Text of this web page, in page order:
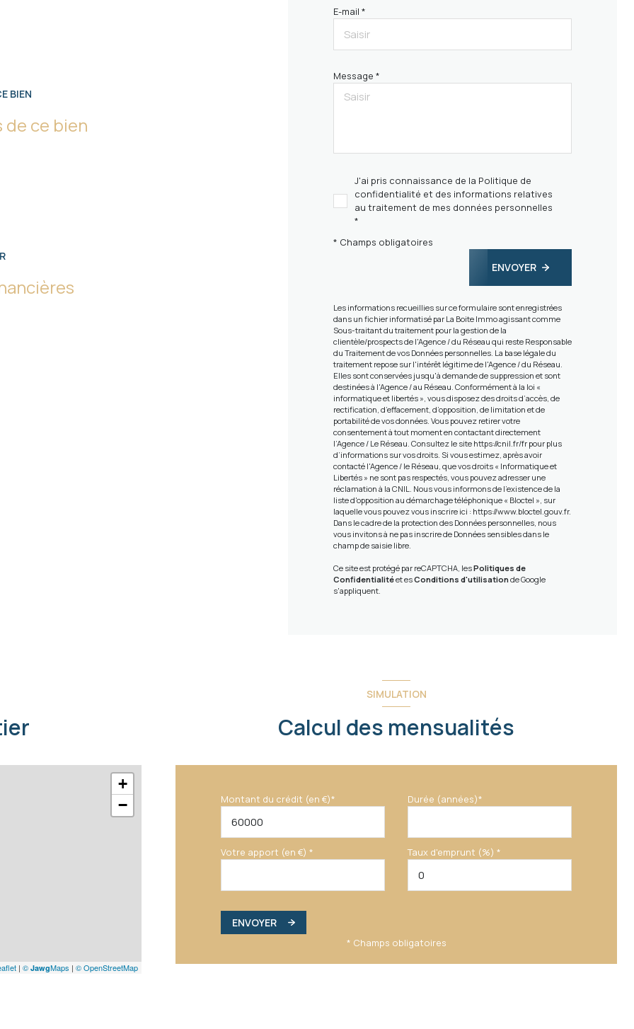
BIEN
ce bien
E-mail *
Message *
J'ai pris connaissance de la Politique de
confidentialité et des informations relatives
au traitement de mes données personnelles
*
* Champs obligatoires
ENVOYER
Les informations recueillies sur ce formulaire sont enregistrées
dans un fichier informatisé par La Boite Immo agissant comme
Sous-traitant du traitement pour la gestion de la
clientèle/prospects de l'Agence / du Réseau qui reste Responsable
du Traitement de vos Données personnelles. La base légale du
traitement repose sur l'intérêt légitime de l'Agence / du Réseau.
Elles sont conservées jusqu'à demande de suppression et sont
destinées à l'Agence / au Réseau. Conformément à la loi «
informatique et libertés », vous disposez des droits d’accès, de
rectification, d’effacement, d’opposition, de limitation et de
portabilité de vos données. Vous pouvez retirer votre
consentement à tout moment en contactant directement
l’Agence / Le Réseau. Consultez le site https://cnil.fr/frpour plus
d’informations sur vos droits. Si vous estimez, après avoir
contacté l'Agence / le Réseau, que vos droits « Informatique et
Libertés » ne sont pas respectés, vous pouvez adresser une
réclamation à la CNIL. Nous vous informons de l’existence de la
liste d'opposition au démarchage téléphonique « Bloctel », sur
laquelle vous pouvez vous inscrire ici : https://www.bloctel.gouv.fr.
Dans le cadre de la protection des Données personnelles, nous
vous invitons à ne pas inscrire de Données sensibles dans le
champ de saisie libre.
Ce site est protégé par reCAPTCHA, lesPolitiques de
Confidentialitéet esConditions d'utilisationde Google
s'appliquent.
+
−
| © JawgMaps | © OpenStreetMap
SIMULATION
Calcul des mensualités
Montant du crédit (en €)* Durée (années)*
Votre apport (en €) * Taux d'emprunt (%) *
ENVOYER
* Champs obligatoires